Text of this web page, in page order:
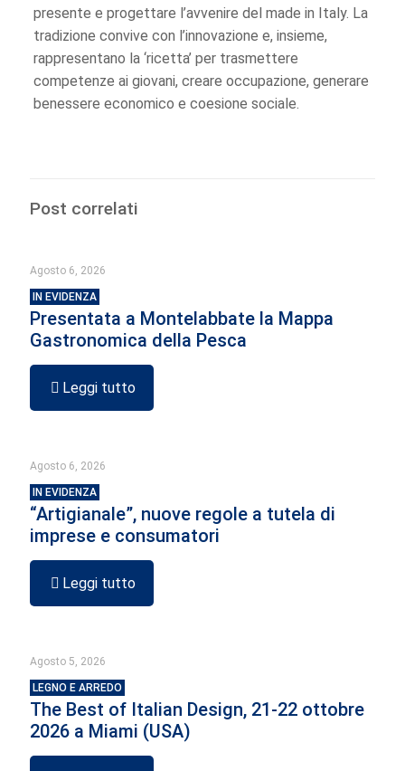
presente e progettare l’avvenire del made in Italy. La
tradizione convive con l’innovazione e, insieme,
rappresentano la ‘ricetta’ per trasmettere
competenze ai giovani, creare occupazione, generare
benessere economico e coesione sociale.
Post correlati
Agosto 6, 2026
IN EVIDENZA
Presentata a Montelabbate la Mappa
Gastronomica della Pesca
Leggi tutto
Agosto 6, 2026
IN EVIDENZA
“Artigianale”, nuove regole a tutela di
imprese e consumatori
Leggi tutto
Agosto 5, 2026
LEGNO E ARREDO
The Best of Italian Design, 21-22 ottobre
2026 a Miami (USA)